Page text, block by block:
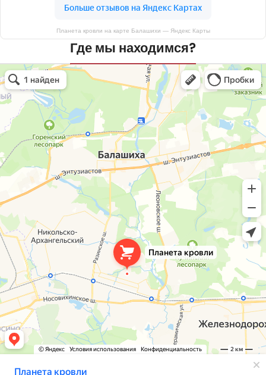
Планета кровли на карте Балашихи — Яндекс Карты
Где мы находимся?
Планета кровли
Кровля и кровельные материалы в Балашихе
Окна в Балашихе